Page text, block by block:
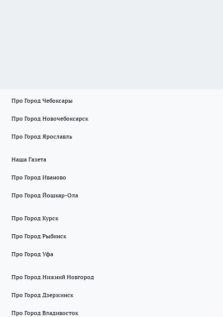
Про Город Чебоксары
Про Город Новочебоксарск
Про Город Ярославль
Наша Газета
Про Город Иваново
Про Город Йошкар-Ола
Про Город Курск
Про Город Рыбинск
Про Город Уфа
Про Город Нижний Новгород
Про Город Дзержинск
Про Город Владивосток